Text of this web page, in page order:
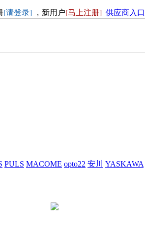
[请登录] ，新用户[马上注册] 供应商入口
PULS MACOME opto22 安川 YASKAWA